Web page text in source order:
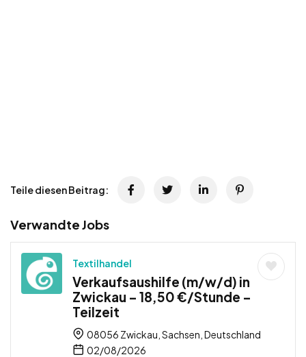
Teile diesen Beitrag:
Verwandte Jobs
Textilhandel
Verkaufsaushilfe (m/w/d) in
Zwickau – 18,50 €/Stunde –
Teilzeit
08056 Zwickau, Sachsen, Deutschland
02/08/2026